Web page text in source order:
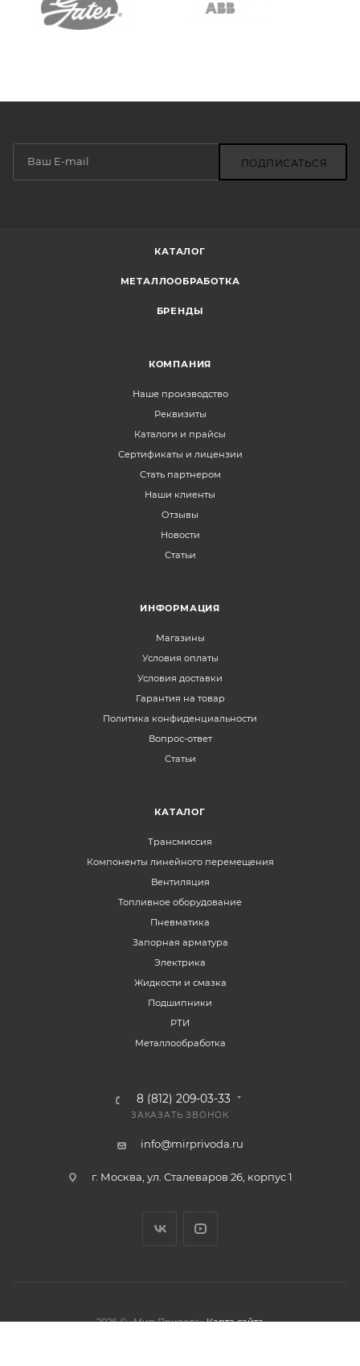
ПОДПИСАТЬСЯ
КАТАЛОГ
МЕТАЛЛООБРАБОТКА
БРЕНДЫ
КОМПАНИЯ
Наше производство
Реквизиты
Каталоги и прайсы
Сертификаты и лицензии
Стать партнером
Наши клиенты
Отзывы
Новости
Статьи
ИНФОРМАЦИЯ
Магазины
Условия оплаты
Условия доставки
Гарантия на товар
Политика конфиденциальности
Вопрос-ответ
Статьи
КАТАЛОГ
Трансмиссия
Компоненты линейного перемещения
Вентиляция
Топливное оборудование
Пневматика
Запорная арматура
Электрика
Жидкости и смазка
Подшипники
РТИ
Металлообработка
8 (812) 209-03-33
ЗАКАЗАТЬ ЗВОНОК
info@mirprivoda.ru
г. Москва, ул. Сталеваров 26, корпус 1
2026 © «Мир Привода» Карта сайта